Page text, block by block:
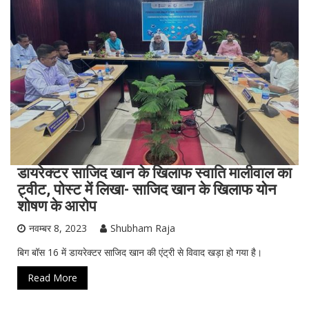
डायरेक्टर साजिद खान के खिलाफ स्वाति मालीवाल का
ट्वीट, पोस्ट में लिखा- साजिद खान के खिलाफ योन
शोषण के आरोप
नवम्बर 8, 2023
Shubham Raja
बिग बॉस 16 में डायरेक्टर साजिद खान की एंट्री से विवाद खड़ा हो गया है।
Read More